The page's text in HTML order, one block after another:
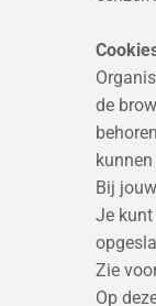
de
Bij
Je kunt
Zie
Op